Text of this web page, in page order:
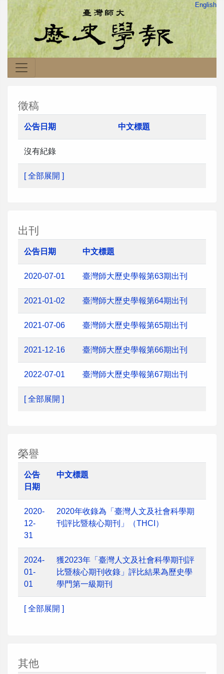
English
徵稿
公告日期 中文標題
沒有紀錄
[ 全部展開 ]
出刊
公告日期 中文標題
2020-07-01 臺灣師大歷史學報第63期出刊
2021-01-02 臺灣師大歷史學報第64期出刊
2021-07-06 臺灣師大歷史學報第65期出刊
2021-12-16 臺灣師大歷史學報第66期出刊
2022-07-01 臺灣師大歷史學報第67期出刊
[ 全部展開 ]
榮譽
公告
日期
中文標題
2020-
12-
31
2020年收錄為「臺灣人文及社會科學期
刊評比暨核心期刊」（THCI）
2024-
01-
01
獲2023年「臺灣人文及社會科學期刊評
比暨核心期刊收錄」評比結果為歷史學
學門第一級期刊
[ 全部展開 ]
其他